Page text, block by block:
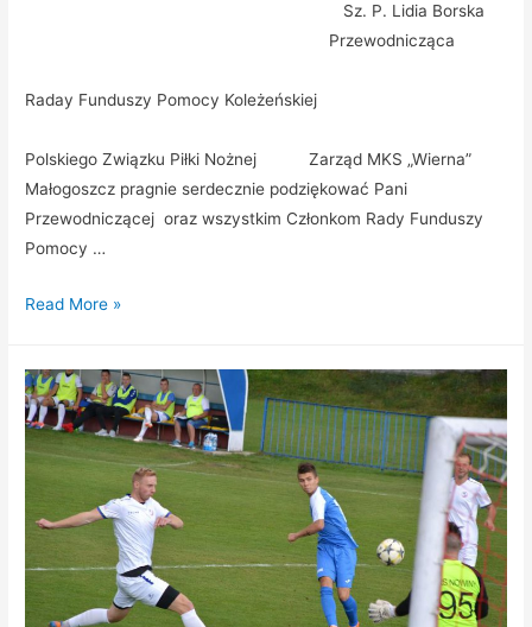
Sz. P. Lidia Borska
Przewodnicząca
Raday Funduszy Pomocy Koleżeńskiej
Polskiego Związku Piłki Nożnej Zarząd MKS „Wierna”
Małogoszcz pragnie serdecznie podziękować Pani
Przewodniczącej oraz wszystkim Członkom Rady Funduszy
Pomocy …
Read More »